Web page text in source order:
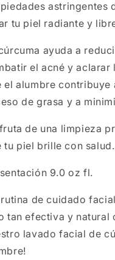
astringentes
tu piel radiante y
ayuda a
el acné y aclarar
el alumbre contribuye
de grasa y a
de una limpieza
tu piel brille con salud.
9.0 oz fl.
rutina de cuidado
tan efectiva y natural
lavado facial de